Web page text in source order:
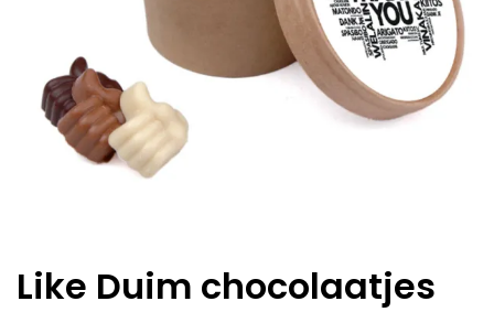
Like Duim chocolaatjes